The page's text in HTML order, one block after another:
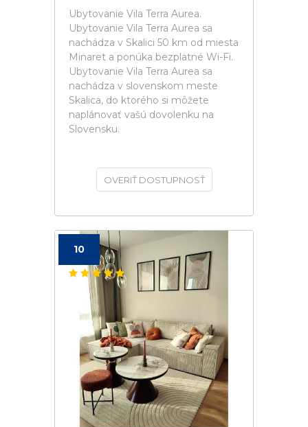
Ubytovanie Vila Terra Aurea.
Ubytovanie Vila Terra Aurea sa
nachádza v Skalici 50 km od miesta
Minaret a ponúka bezplatné Wi-Fi.
Ubytovanie Vila Terra Aurea sa
nachádza v slovenskom meste
Skalica, do ktorého si môžete
naplánovať vašú dovolenku na
Slovensku.
OVERIŤ DOSTUPNOSŤ
10